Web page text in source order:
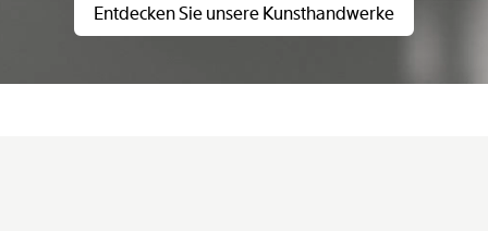
Entdecken Sie unsere Kunsthandwerke